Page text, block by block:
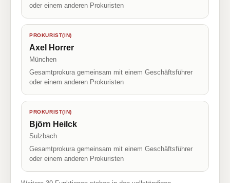
oder einem anderen Prokuristen
PROKURIST(IN)
Axel Horrer
München
Gesamtprokura gemeinsam mit einem Geschäftsführer
oder einem anderen Prokuristen
PROKURIST(IN)
Björn Heilck
Sulzbach
Gesamtprokura gemeinsam mit einem Geschäftsführer
oder einem anderen Prokuristen